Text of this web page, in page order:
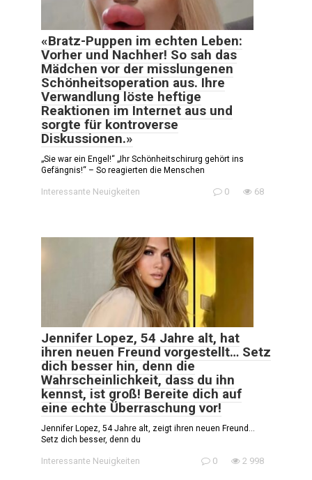
«Bratz-Puppen im echten Leben:
Vorher und Nachher! So sah das
Mädchen vor der misslungenen
Schönheitsoperation aus. Ihre
Verwandlung löste heftige
Reaktionen im Internet aus und
sorgte für kontroverse
Diskussionen.»
„Sie war ein Engel!“ „Ihr Schönheitschirurg gehört ins
Gefängnis!“ – So reagierten die Menschen
Interessante Neuigkeiten 0 68
Jennifer Lopez, 54 Jahre alt, hat
ihren neuen Freund vorgestellt… Setz
dich besser hin, denn die
Wahrscheinlichkeit, dass du ihn
kennst, ist groß! Bereite dich auf
eine echte Überraschung vor!
Jennifer Lopez, 54 Jahre alt, zeigt ihren neuen Freund…
Setz dich besser, denn du
Interessante Neuigkeiten 0 2 998